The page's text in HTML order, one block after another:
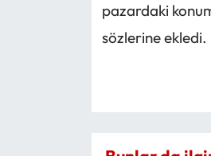
pazardaki
sözlerine ekledi.